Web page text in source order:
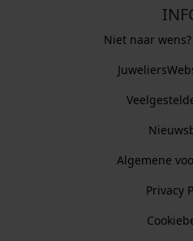
Niet naar
Algemene
Privacy